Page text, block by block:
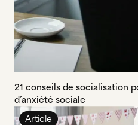
21 conseils de socialisation
d’anxiété sociale
Article